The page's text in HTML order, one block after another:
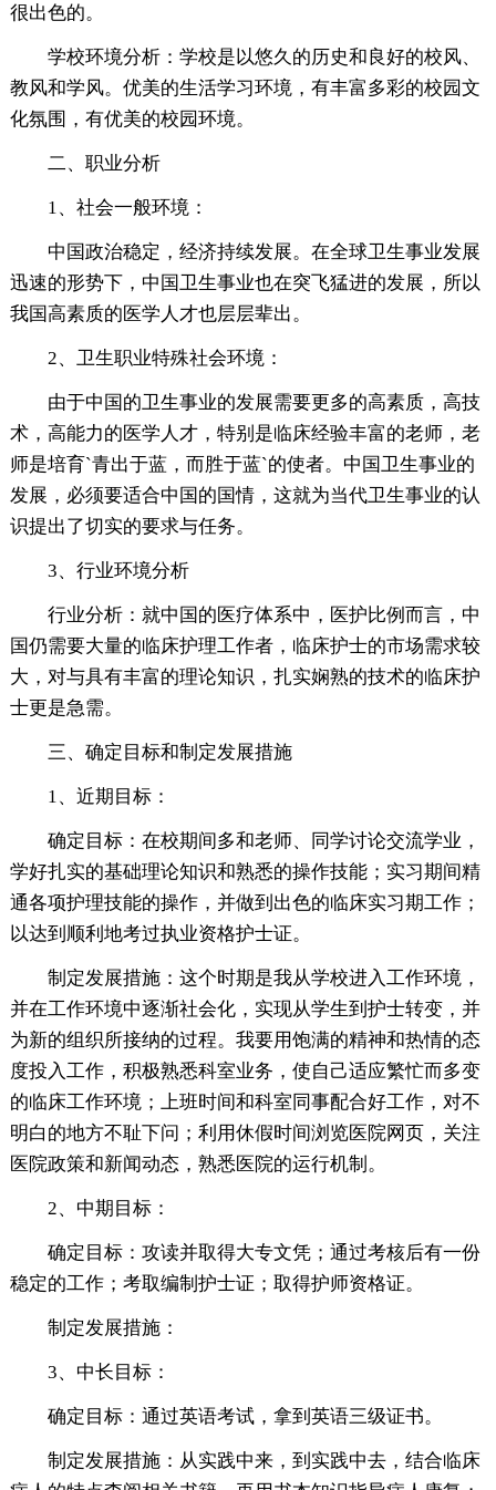
很出色的。
学校环境分析：学校是以悠久的历史和良好的校风、
教风和学风。优美的生活学习环境，有丰富多彩的校园文
化氛围，有优美的校园环境。
二、职业分析
1、社会一般环境：
中国政治稳定，经济持续发展。在全球卫生事业发展
迅速的形势下，中国卫生事业也在突飞猛进的发展，所以
我国高素质的医学人才也层层辈出。
2、卫生职业特殊社会环境：
由于中国的卫生事业的发展需要更多的高素质，高技
术，高能力的医学人才，特别是临床经验丰富的老师，老
师是培育`青出于蓝，而胜于蓝`的使者。中国卫生事业的
发展，必须要适合中国的国情，这就为当代卫生事业的认
识提出了切实的要求与任务。
3、行业环境分析
行业分析：就中国的医疗体系中，医护比例而言，中
国仍需要大量的临床护理工作者，临床护士的市场需求较
大，对与具有丰富的理论知识，扎实娴熟的技术的临床护
士更是急需。
三、确定目标和制定发展措施
1、近期目标：
确定目标：在校期间多和老师、同学讨论交流学业，
学好扎实的基础理论知识和熟悉的操作技能；实习期间精
通各项护理技能的操作，并做到出色的临床实习期工作；
以达到顺利地考过执业资格护士证。
制定发展措施：这个时期是我从学校进入工作环境，
并在工作环境中逐渐社会化，实现从学生到护士转变，并
为新的组织所接纳的过程。我要用饱满的精神和热情的态
度投入工作，积极熟悉科室业务，使自己适应繁忙而多变
的临床工作环境；上班时间和科室同事配合好工作，对不
明白的地方不耻下问；利用休假时间浏览医院网页，关注
医院政策和新闻动态，熟悉医院的运行机制。
2、中期目标：
确定目标：攻读并取得大专文凭；通过考核后有一份
稳定的工作；考取编制护士证；取得护师资格证。
制定发展措施：
3、中长目标：
确定目标：通过英语考试，拿到英语三级证书。
制定发展措施：从实践中来，到实践中去，结合临床